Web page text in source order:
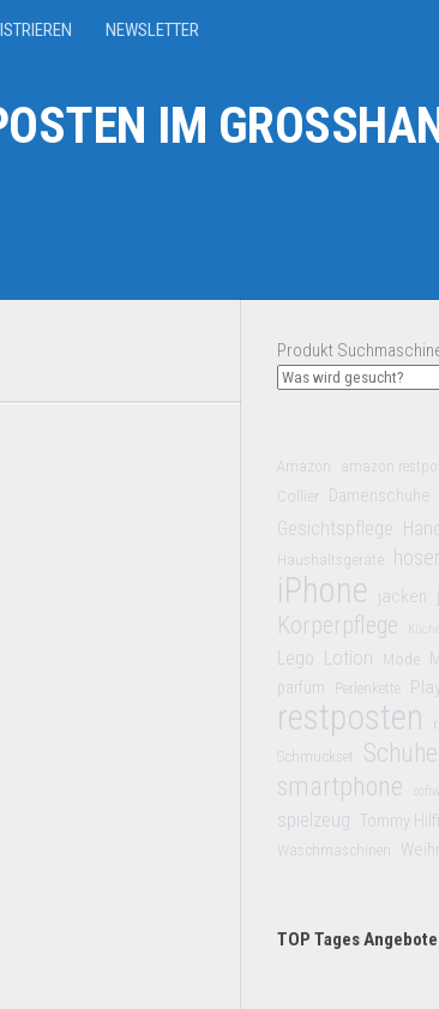
NEWSLETTER
IM
Produkt
Amazon amazon
Collier Damenschuhe
Gesichtspflege
Haushaltsgeräte
iPhone jacken
Körperpflege
Lego Lotion Mode
parfüm
Perlenkette
restposten
Schmuckset Schuhe
smartphone
spielzeug Tommy
Waschmaschinen
TOP Tages Angebote